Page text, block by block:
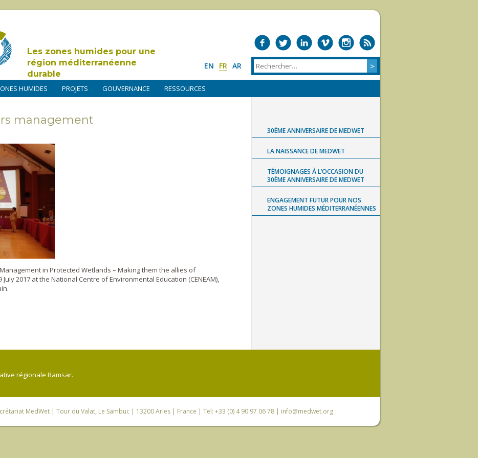
Les zones humides pour une
région méditerranéenne
durable
EN FR AR
HUMIDES PROJETS GOUVERNANCE RESSOURCES
management
in Protected Wetlands – Making them the allies of
2017 at the National Centre of Environmental Education (CENEAM),
30ÈME ANNIVERSAIRE DE MEDWET
LA NAISSANCE DE MEDWET
TÉMOIGNAGES À L’OCCASION DU
30ÈME ANNIVERSAIRE DE MEDWET
ENGAGEMENT FUTUR POUR NOS
ZONES HUMIDES MÉDITERRANÉENNES
régionale Ramsar.
MedWet | Tour du Valat, Le Sambuc | 13200 Arles | France | Tel: +33 (0) 4 90 97 06 78 | info@medwet.org